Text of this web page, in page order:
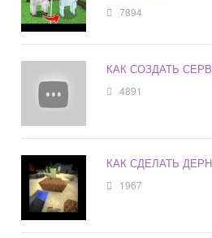
7894
КАК СОЗДАТЬ
4891
КАК СДЕЛАТЬ
1967